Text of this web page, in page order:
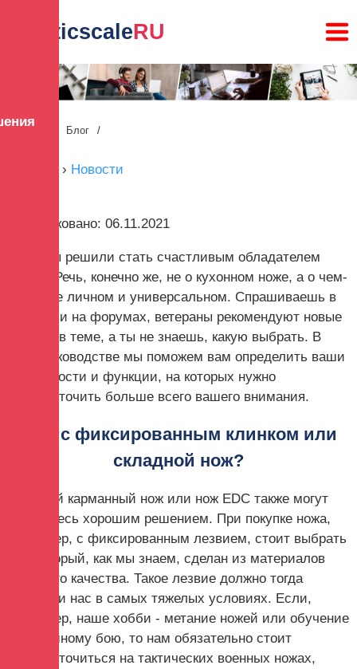
lunaticscaleRU
Главная Блог /
› Новости
Опубликовано: 06.11.2021
Итак, вы решили стать счастливым обладателем
ножа... Речь, конечно же, не о кухонном ноже, а о чем-
то более личном и универсальном. Спрашиваешь в
группах и на форумах, ветераны рекомендуют новые
модели в теме, а ты не знаешь, какую выбрать. В
этом руководстве мы поможем вам определить ваши
потребности и функции, на которых нужно
сосредоточить больше всего вашего внимания.
Нож с фиксированным клинком или
складной нож?
Прочный карманный нож или нож EDC также могут
быть здесь хорошим решением. При покупке ножа,
например, с фиксированным лезвием, стоит выбрать
тот, который, как мы знаем, сделан из материалов
хорошего качества. Такое лезвие должно тогда
подвести нас в самых тяжелых условиях. Если,
например, наше хобби - метание ножей или обучение
рукопашному бою, то нам обязательно стоит
сосредоточиться на тактических военных ножах,